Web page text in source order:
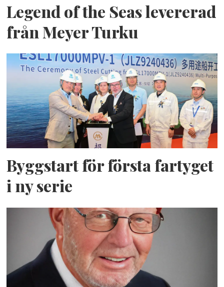
Legend of the Seas levererad
från Meyer Turku
Byggstart för första fartyget
i ny serie